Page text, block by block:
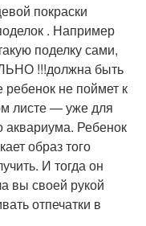
покраски
. Например
поделку сами,
!!!должна быть
ребенок не поймет к
листе — уже для
аквариума. Ребенок
образ того
И тогда он
вы своей рукой
отпечатки в